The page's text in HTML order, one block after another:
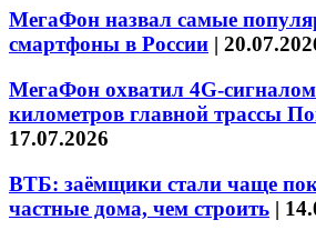
МегаФон назвал самые
смартфоны в России |
МегаФон охватил 4G-сигналом
километров главной трассы
17.07.2026
ВТБ: заёмщики стали чаще
частные дома, чем строить |